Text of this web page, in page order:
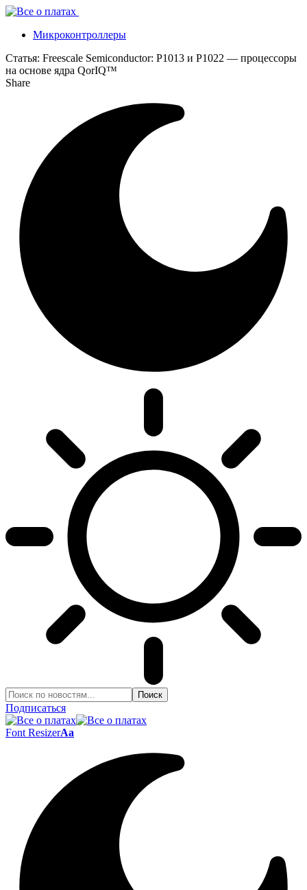
Микроконтроллеры
Статья: Freescale Semiconductor: P1013 и P1022 — процессоры
на основе ядра QorIQ™
Share
Подписаться
Font ResizerAa